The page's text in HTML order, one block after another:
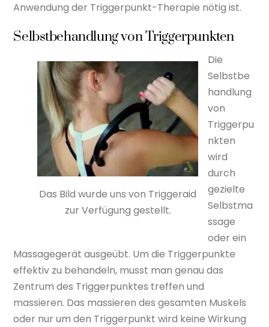
Anwendung der Triggerpunkt-Therapie nötig ist.
Selbstbehandlung von Triggerpunkten
Das Bild wurde uns von Triggeraid
zur Verfügung gestellt.
Die
Selbstbe
handlung
von
Triggerpu
nkten
wird
durch
gezielte
Selbstma
ssage
oder ein
Massagegerät ausgeübt. Um die Triggerpunkte
effektiv zu behandeln, musst man genau das
Zentrum des Triggerpunktes treffen und
massieren. Das massieren des gesamten Muskels
oder nur um den Triggerpunkt wird keine Wirkung